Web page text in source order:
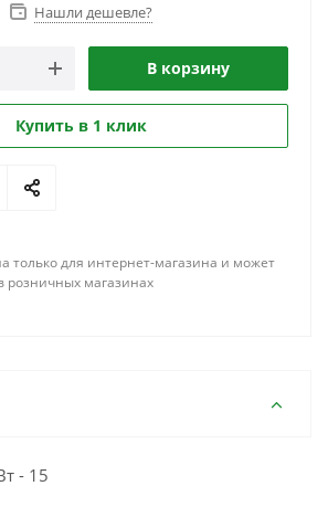
Нашли дешевле?
В корзину
Купить в 1 клик
только для интернет-магазина и может
розничных магазинах
- 15